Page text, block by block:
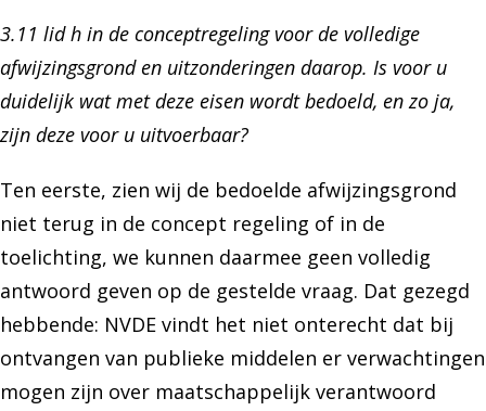
3.11 lid h in de conceptregeling voor de volledige
afwijzingsgrond en uitzonderingen daarop. Is voor u
duidelijk wat met deze eisen wordt bedoeld, en zo ja,
zijn deze voor u uitvoerbaar?
Ten eerste, zien wij de bedoelde afwijzingsgrond
niet terug in de concept regeling of in de
toelichting, we kunnen daarmee geen volledig
antwoord geven op de gestelde vraag. Dat gezegd
hebbende: NVDE vindt het niet onterecht dat bij
ontvangen van publieke middelen er verwachtingen
mogen zijn over maatschappelijk verantwoord